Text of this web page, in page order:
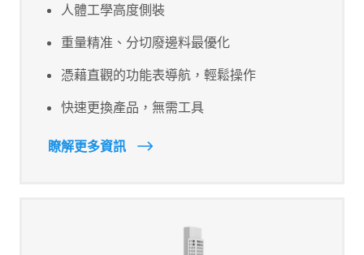
人體工學高度側裝
重量精准、分切廢邊料最優化
憑藉直觀的功能表導航，輕鬆操作
快速更換產品，無需工具
瞭解更多資訊